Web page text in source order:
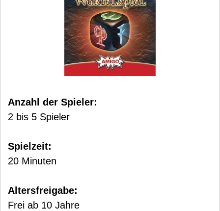
Anzahl der Spieler:
2 bis 5 Spieler
Spielzeit:
20 Minuten
Altersfreigabe:
Frei ab 10 Jahre